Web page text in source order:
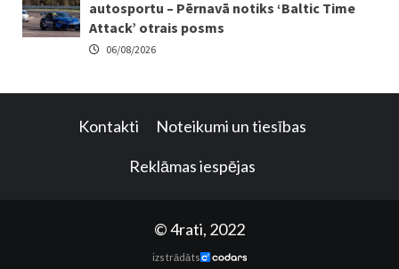
autosportu – Pērnavā notiks ‘Baltic Time
Attack’ otrais posms
06/08/2026
Kontakti Noteikumi un tiesības
Reklāmas iespējas
© 4rati, 2022
izstrādāts